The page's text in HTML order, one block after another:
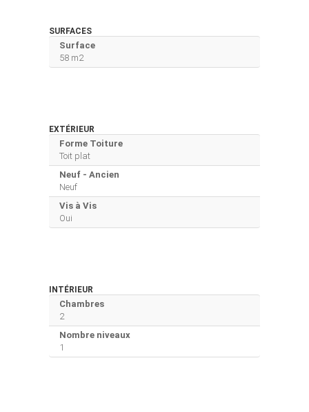
SURFACES
Surface
58 m2
EXTÉRIEUR
Forme Toiture
Toit plat
Neuf - Ancien
Neuf
Vis à Vis
Oui
INTÉRIEUR
Chambres
2
Nombre niveaux
1